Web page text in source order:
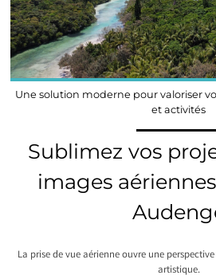
Une solution moderne pour valoriser
et activités
Sublimez vos
images
La prise de vue aérienne ouvre une
artistique.